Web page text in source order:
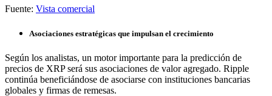
Fuente: Vista comercial
Asociaciones estratégicas que impulsan el crecimiento
Según los analistas, un motor importante para la predicción de
precios de XRP será sus asociaciones de valor agregado. Ripple
continúa beneficiándose de asociarse con instituciones bancarias
globales y firmas de remesas.